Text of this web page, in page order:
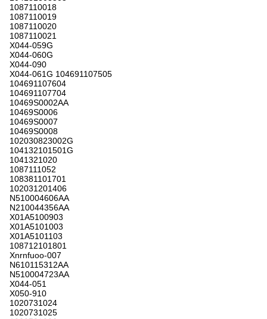
1087110018
1087110019
1087110020
1087110021
X044-059G
X044-060G
X044-090
X044-061G 104691107505
104691107604
104691107704
10469S0002AA
10469S0006
10469S0007
10469S0008
102030823002G
104132101501G
1041321020
1087111052
108381101701
102031201406
N510004606AA
N210044356AA
X01A5100903
X01A5101003
X01A5101103
108712101801
Xnrnfuoo-007
N610115312AA
N510004723AA
X044-051
X050-910
1020731024
1020731025